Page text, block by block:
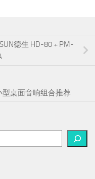
德生 HD-80 + PM-
型桌面音响组合推荐